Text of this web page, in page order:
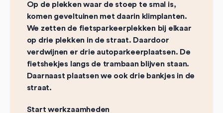
Op de plekken waar de stoep te smal is,
komen geveltuinen met daarin klimplanten.
We zetten de fietsparkeerplekken bij elkaar
op drie plekken in de straat. Daardoor
verdwijnen er drie autoparkeerplaatsen. De
fietshekjes langs de trambaan blijven staan.
Daarnaast plaatsen we ook drie bankjes in de
straat.
Start werkzaamheden